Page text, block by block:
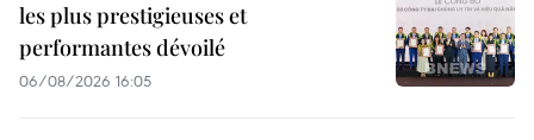
les plus prestigieuses et
performantes dévoilé
06/08/2026 16:05